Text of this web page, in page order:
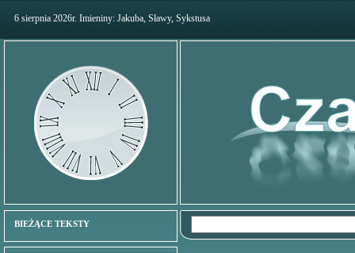
6 sierpnia 2026r. Imieniny: Jakuba, Sławy, Sykstusa
BIEŻĄCE TEKSTY